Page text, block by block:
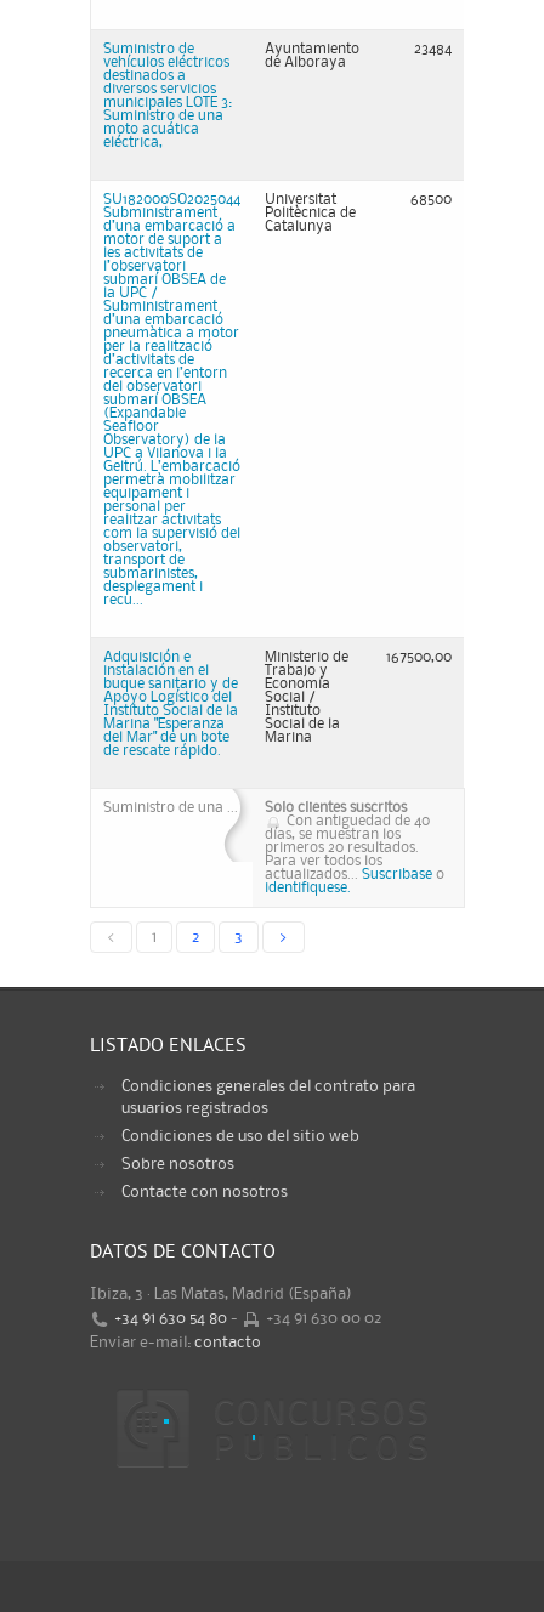
Suministro de
vehículos eléctricos
destinados a
diversos servicios
municipales LOTE 3:
Suministro de una
moto acuática
eléctrica,
Ayuntamiento
de Alboraya
23484
SU182000SO2025044
Subministrament
d’una embarcació a
motor de suport a
les activitats de
l’observatori
submarí OBSEA de
la UPC /
Subministrament
d’una embarcació
pneumàtica a motor
per la realització
d’activitats de
recerca en l’entorn
del observatori
submarí OBSEA
(Expandable
Seafloor
Observatory) de la
UPC a Vilanova i la
Geltrú. L’embarcació
permetrà mobilitzar
equipament i
personal per
realitzar activitats
com la supervisió del
observatori,
transport de
submarinistes,
desplegament i
recu...
Universitat
Politècnica de
Catalunya
68500
Adquisición e
instalación en el
buque sanitario y de
Apoyo Logístico del
Instituto Social de la
Marina "Esperanza
del Mar" de un bote
de rescate rápido.
Ministerio de
Trabajo y
Economía
Social /
Instituto
Social de la
Marina
167500,00
Suministro de una ...
Solo clientes suscritos
Con antiguedad de 40
días, se muestran los
primeros 20 resultados.
Para ver todos los
actualizados... Suscribase o
identifiquese.
< 1 2 3 >
LISTADO ENLACES
Condiciones generales del contrato para
usuarios registrados
Condiciones de uso del sitio web
Sobre nosotros
Contacte con nosotros
DATOS DE CONTACTO
Ibiza, 3 · Las Matas, Madrid (España)
+34 91 630 54 80 -
+34 91 630 00 02
Enviar e-mail: contacto